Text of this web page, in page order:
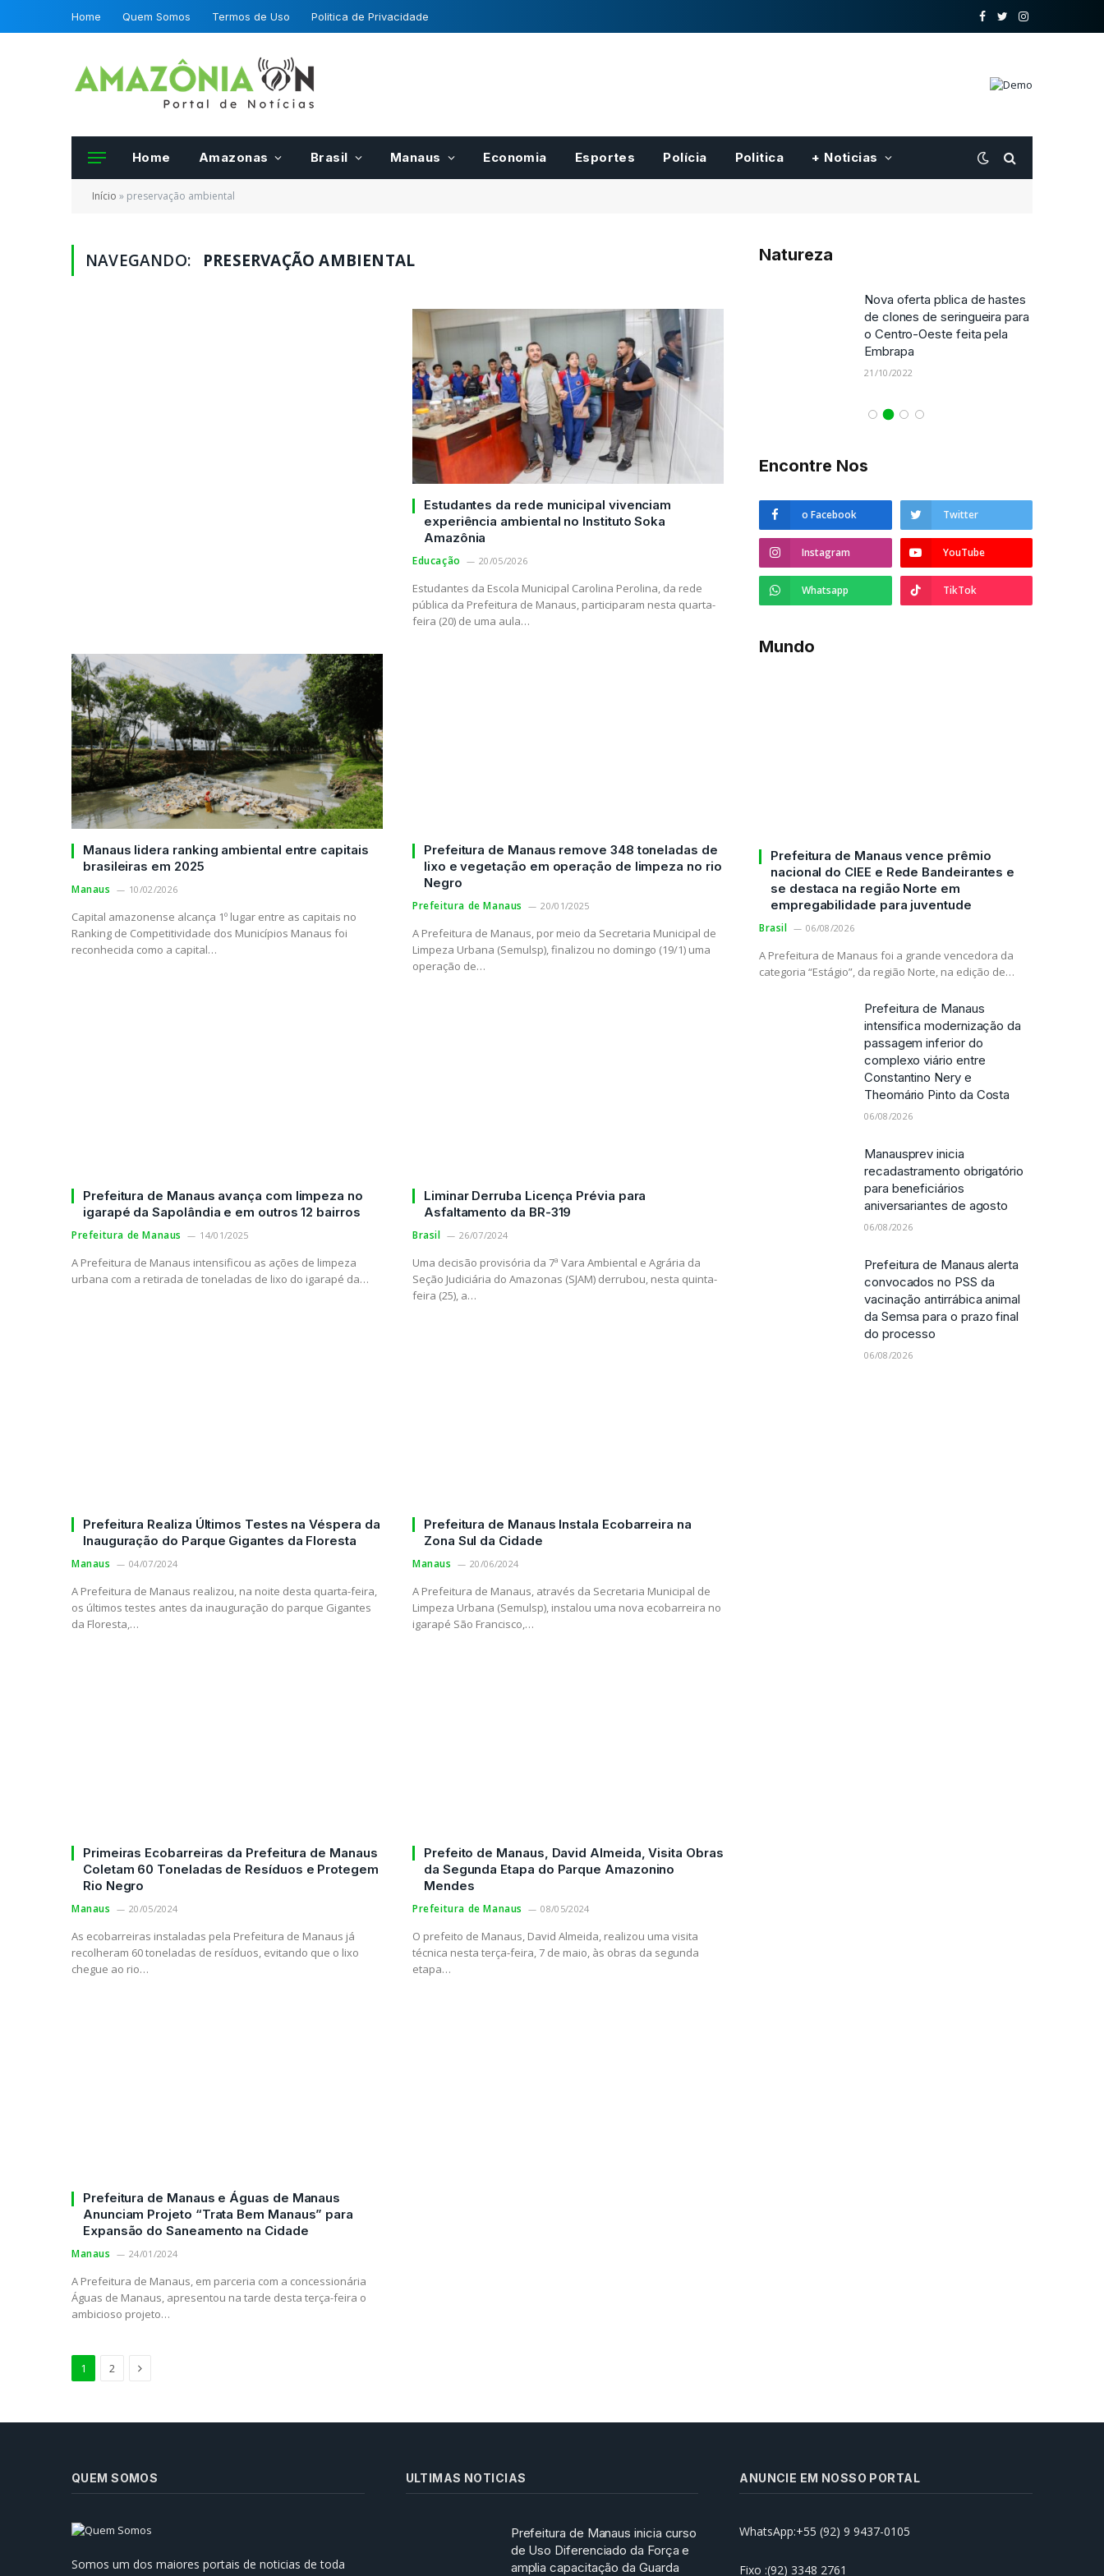
Home Quem Somos Termos de Uso Politica de Privacidade
o
TwitterInstagram
Home Amazonas Brasil Manaus Economia Esportes Polícia Politica + Noticias
Início » preservação ambiental
NAVEGANDO: PRESERVAÇÃO AMBIENTAL
Estudantes da rede municipal vivenciam
experiência ambiental no Instituto Soka
Amazônia
Educação 20/05/2026
Estudantes da Escola Municipal Carolina Perolina, da rede
pública da Prefeitura de Manaus, participaram nesta quarta-
feira (20) de uma aula…
Manaus lidera ranking ambiental entre capitais
brasileiras em 2025
Manaus 10/02/2026
Capital amazonense alcança 1º lugar entre as capitais no
Ranking de Competitividade dos Municípios Manaus foi
reconhecida como a capital…
Prefeitura de Manaus remove 348 toneladas de
lixo e vegetação em operação de limpeza no rio
Negro
Prefeitura de Manaus 20/01/2025
A Prefeitura de Manaus, por meio da Secretaria Municipal de
Limpeza Urbana (Semulsp), finalizou no domingo (19/1) uma
operação de…
Prefeitura de Manaus avança com limpeza no
igarapé da Sapolândia e em outros 12 bairros
Prefeitura de Manaus 14/01/2025
A Prefeitura de Manaus intensificou as ações de limpeza
urbana com a retirada de toneladas de lixo do igarapé da…
Liminar Derruba Licença Prévia para
Asfaltamento da BR-319
Brasil 26/07/2024
Uma decisão provisória da 7ª Vara Ambiental e Agrária da
Seção Judiciária do Amazonas (SJAM) derrubou, nesta quinta-
feira (25), a…
Prefeitura Realiza Últimos Testes na Véspera da
Inauguração do Parque Gigantes da Floresta
Manaus 04/07/2024
A Prefeitura de Manaus realizou, na noite desta quarta-feira,
os últimos testes antes da inauguração do parque Gigantes
da Floresta,…
Prefeitura de Manaus Instala Ecobarreira na
Zona Sul da Cidade
Manaus 20/06/2024
A Prefeitura de Manaus, através da Secretaria Municipal de
Limpeza Urbana (Semulsp), instalou uma nova ecobarreira no
igarapé São Francisco,…
Primeiras Ecobarreiras da Prefeitura de Manaus
Coletam 60 Toneladas de Resíduos e Protegem
Rio Negro
Manaus 20/05/2024
As ecobarreiras instaladas pela Prefeitura de Manaus já
recolheram 60 toneladas de resíduos, evitando que o lixo
chegue ao rio…
Prefeito de Manaus, David Almeida, Visita Obras
da Segunda Etapa do Parque Amazonino
Mendes
Prefeitura de Manaus 08/05/2024
O prefeito de Manaus, David Almeida, realizou uma visita
técnica nesta terça-feira, 7 de maio, às obras da segunda
etapa…
Prefeitura de Manaus e Águas de Manaus
Anunciam Projeto “Trata Bem Manaus” para
Expansão do Saneamento na Cidade
Manaus 24/01/2024
A Prefeitura de Manaus, em parceria com a concessionária
Águas de Manaus, apresentou na tarde desta terça-feira o
ambicioso projeto…
1 2 Próximo
Natureza
Cultivares tem normas
definidas pelo Mapa
21/10/2022
Nova oferta pblica de hastes
de clones de seringueira para
o Centro-Oeste feita pela
Embrapa
21/10/2022
Encontre Nos
o Facebook Twitter
Instagram YouTube
Whatsapp TikTok
Mundo
Prefeitura de Manaus vence prêmio
nacional do CIEE e Rede Bandeirantes e
se destaca na região Norte em
empregabilidade para juventude
Brasil 06/08/2026
A Prefeitura de Manaus foi a grande vencedora da
categoria “Estágio”, da região Norte, na edição de…
Prefeitura de Manaus
intensifica modernização da
passagem inferior do
complexo viário entre
Constantino Nery e
Theomário Pinto da Costa
06/08/2026
Manausprev inicia
recadastramento obrigatório
para beneficiários
aniversariantes de agosto
06/08/2026
Prefeitura de Manaus alerta
convocados no PSS da
vacinação antirrábica animal
da Semsa para o prazo final
do processo
06/08/2026
QUEM SOMOS
Somos um dos maiores portais de noticias de toda
ULTIMAS NOTICIAS
Inverno Amazônico
Prefeitura de Manaus inicia curso
de Uso Diferenciado da Força e
amplia capacitação da Guarda
Prefeitura de Manaus realiza
ANUNCIE EM NOSSO PORTAL
WhatsApp:+55 (92) 9 9437-0105
Fixo :(92) 3348 2761